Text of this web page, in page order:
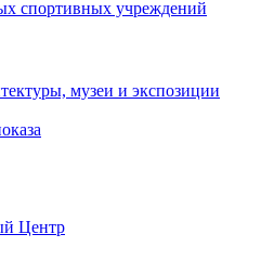
спортивных учреждений
музеи и экспозиции
Центр